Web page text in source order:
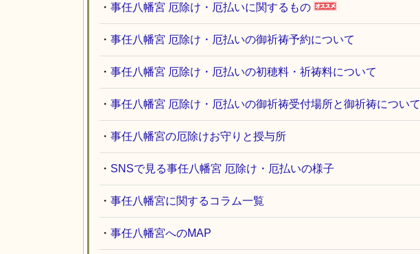
・ 事任八幡宮 厄除け・厄払いに関するもの
・ 事任八幡宮 厄除け・厄払いの御祈祷予約について
・ 事任八幡宮 厄除け・厄払いの初穂料・祈祷料について
・ 事任八幡宮 厄除け・厄払いの御祈祷受付場所と御祈祷について
・ 事任八幡宮の厄除けお守りと授与所
・ SNSで見る事任八幡宮 厄除け・厄払いの様子
・ 事任八幡宮に関するコラム一覧
・ 事任八幡宮へのMAP